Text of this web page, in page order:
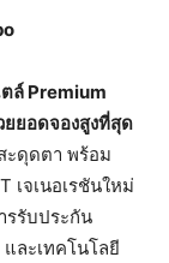
ล์ Premium
ยยอดจองสูงที่สุด
ะดุดตา พร้อม
เจเนอเรชันใหม่
รรับประกัน
และเทคโนโลยี